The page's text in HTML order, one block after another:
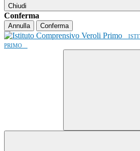
Chiudi
Conferma
Annulla Conferma
PRIMO